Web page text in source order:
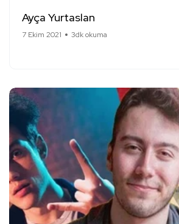
Ayça Yurtaslan
7 Ekim 2021 3dk okuma